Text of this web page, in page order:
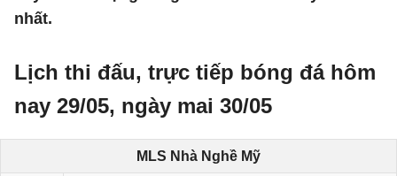
nhất.
Lịch thi đấu, trực tiếp bóng đá hôm
nay 29/05, ngày mai 30/05
MLS Nhà Nghề Mỹ